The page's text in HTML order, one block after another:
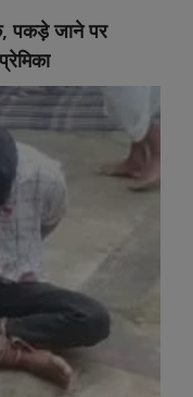
पकड़े जाने पर